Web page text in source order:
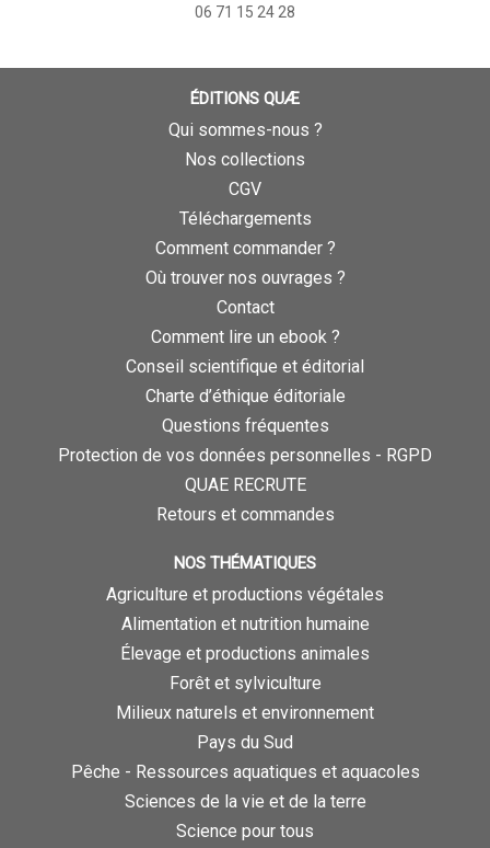
06 71 15 24 28
ÉDITIONS QUÆ
Qui sommes-nous ?
Nos collections
CGV
Téléchargements
Comment commander ?
Où trouver nos ouvrages ?
Contact
Comment lire un ebook ?
Conseil scientifique et éditorial
Charte d’éthique éditoriale
Questions fréquentes
Protection de vos données personnelles - RGPD
QUAE RECRUTE
Retours et commandes
NOS THÉMATIQUES
Agriculture et productions végétales
Alimentation et nutrition humaine
Élevage et productions animales
Forêt et sylviculture
Milieux naturels et environnement
Pays du Sud
Pêche - Ressources aquatiques et aquacoles
Sciences de la vie et de la terre
Science pour tous